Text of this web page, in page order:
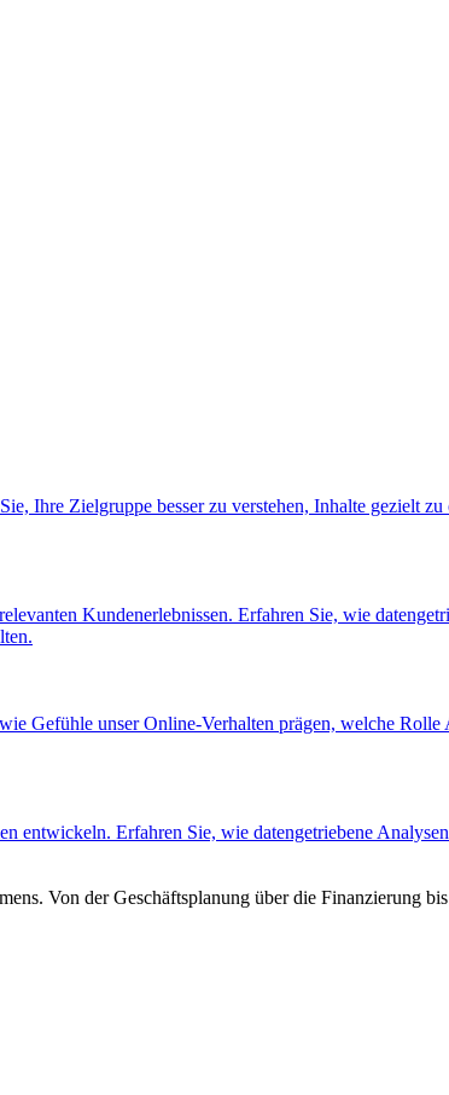
Ihre Zielgruppe besser zu verstehen, Inhalte gezielt
Kundenerlebnissen. Erfahren Sie, wie
Gefühle unser Online-Verhalten prägen, welche
entwickeln. Erfahren Sie, wie datengetriebene
Von der Geschäftsplanung über die Finanzierung